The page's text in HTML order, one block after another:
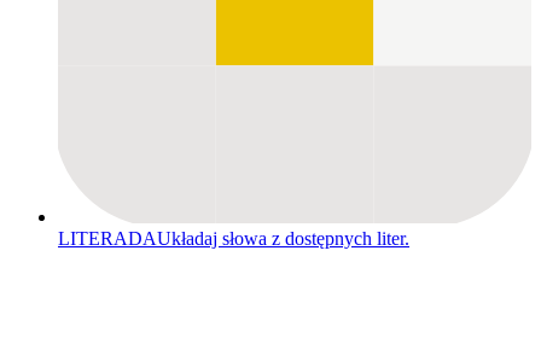
LITERADAUkładaj słowa z dostępnych liter.